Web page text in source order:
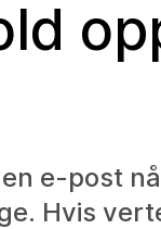
e-post
Hvis